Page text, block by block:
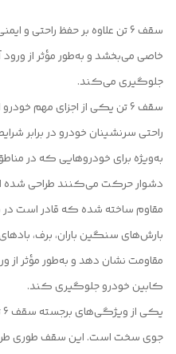
سقف 6 تن علاوه بر حفظ راحتی و
خاصی می‌بخشد و به‌طور مؤثر از
جلوگیری می‌کند.
سقف 6 تن یکی از اجزای مهم
راحتی سرنشینان خودرو در برابر
به‌ویژه برای خودروهایی که در
مقاوم ساخته شده که قادر است در
بارش‌های سنگین باران، برف،
مقاومت نشان دهد و به‌طور مؤثر از
کابین خودرو جلوگیری کند.
جوی سخت است. این سقف طوری